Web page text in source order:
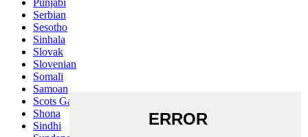
Punjabi
Serbian
Sesotho
Sinhala
Slovak
Slovenian
Somali
Samoan
Scots Gaelic
Shona
Sindhi